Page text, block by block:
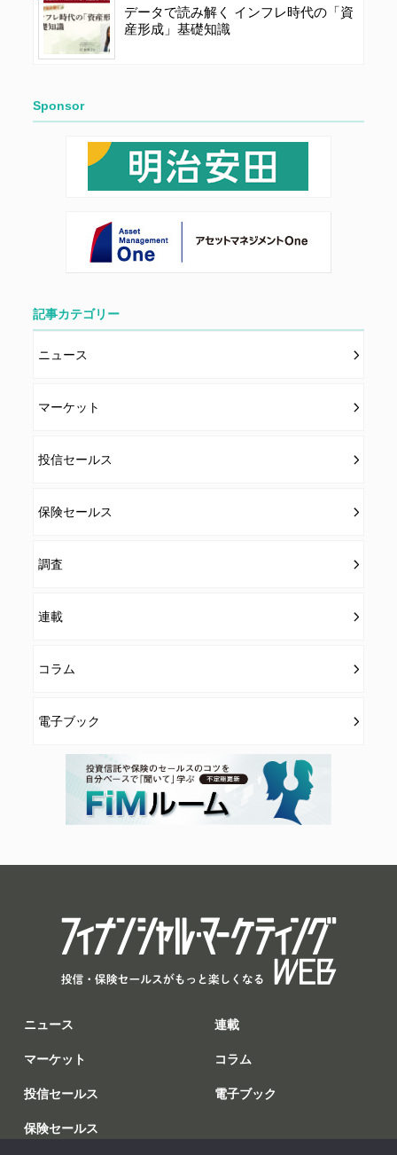
しに本サイトのサービス内容を変更する場合がありま
す。
「プライバシーポリシー」に基づき、適切に取り扱うも
のとします。
データで読み解く インフレ時代の「資
産形成」基礎知識
Sponsor
記事カテゴリー
ニュース
マーケット
投信セールス
保険セールス
調査
連載
コラム
電子ブック
ニュース
マーケット
投信セールス
保険セールス
連載
コラム
電子ブック